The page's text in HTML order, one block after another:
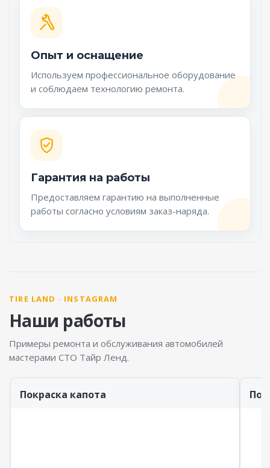
Опыт и оснащение
Используем профессиональное оборудование
и соблюдаем технологию ремонта.
Гарантия на работы
Предоставляем гарантию на выполненные
работы согласно условиям заказ-наряда.
TIRE LAND · INSTAGRAM
Наши работы
Примеры ремонта и обслуживания автомобилей
мастерами СТО Тайр Ленд.
Покраска капота